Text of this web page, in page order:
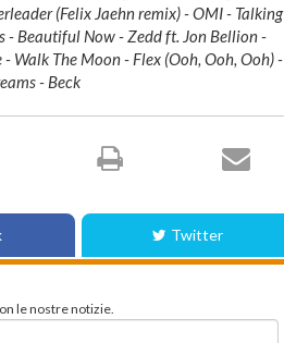
(Felix Jaehn remix) - OMI - Talking
- Beautiful Now - Zedd ft. Jon Bellion -
Walk The Moon - Flex (Ooh, Ooh, Ooh) -
- Beck
Twitter
le nostre notizie.